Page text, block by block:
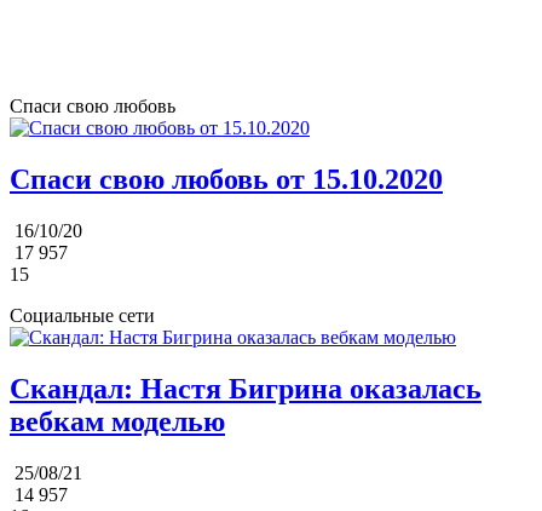
Спаси свою любовь
Спаси свою любовь от 15.10.2020
16/10/20
17 957
15
Социальные сети
Скандал: Настя Бигрина оказалась
вебкам моделью
25/08/21
14 957